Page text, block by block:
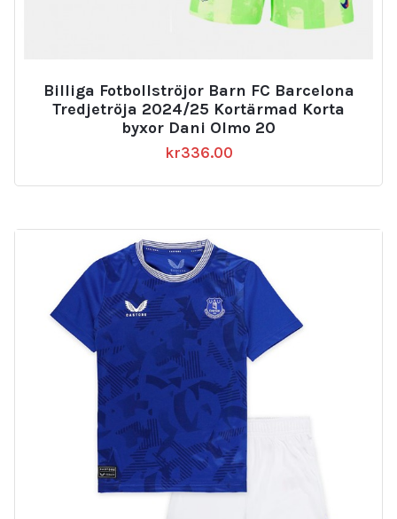
Billiga Fotbollströjor Barn FC Barcelona
Tredjetröja 2024/25 Kortärmad Korta
byxor Dani Olmo 20
kr336.00